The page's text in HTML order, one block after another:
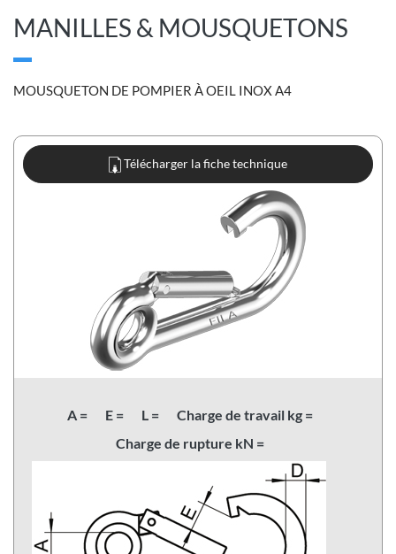
MANILLES & MOUSQUETONS
MOUSQUETON DE POMPIER À OEIL INOX A4
Télécharger la fiche technique
A = E = L =
Charge de travail kg =
Charge de rupture kN =